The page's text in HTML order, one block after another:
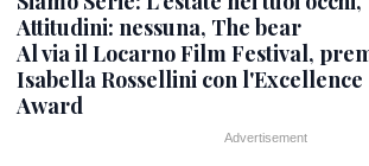
Attitudini: nessuna, The bear
Al via il Locarno Film Festival,
Isabella Rossellini con l'Excellence
Award